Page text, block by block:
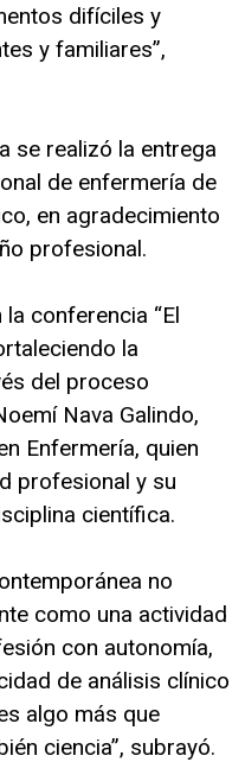
difíciles y
y familiares”,
se realizó la entrega
de enfermería de
en agradecimiento
profesional.
conferencia “El
la
del proceso
Nava Galindo,
Enfermería, quien
profesional y su
científica.
no
como una actividad
con autonomía,
de análisis clínico
algo más que
ciencia”, subrayó.